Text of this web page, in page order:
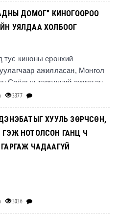
ДОМОГ” КИНОГООРОО
УЯЛДАА ХОЛБООГ
тус киноны ерөнхий
ажилласан, Монгол
Соёлын тэргүүний ажилтан,
Эрдэнэцэцэгтэй
3377
ХУУЛЬ ЗӨРЧСӨН,
НОТОЛСОН ГАНЦ Ч
ЧАДААГҮЙ
3036